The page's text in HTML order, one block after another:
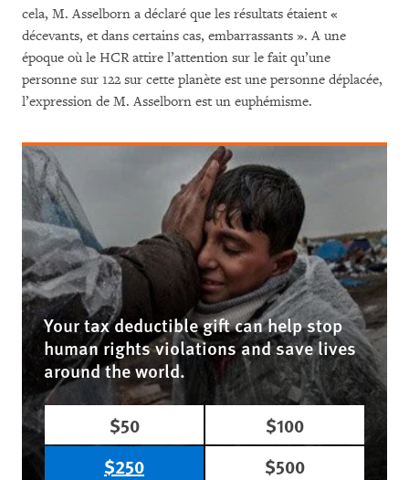
cela, M. Asselborn a déclaré que les résultats étaient «
décevants, et dans certains cas, embarrassants ». A une
époque où le HCR attire l’attention sur le fait qu’une
personne sur 122 sur cette planète est une personne déplacée,
l’expression de M. Asselborn est un euphémisme.
Your tax deductible gift can help stop
human rights violations and save lives
around the world.
$50
$100
$250
$500